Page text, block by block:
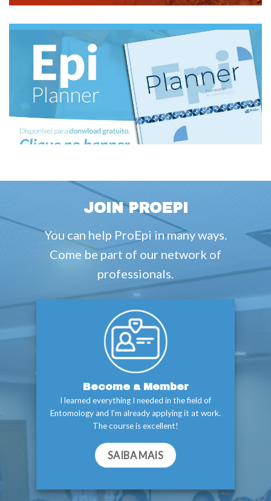
JOIN PROEPI
You can help ProEpi in many ways.
Come be part of our network of
professionals.
Become a Member
I learned everything I needed in the field of
Entomology and I’m already applying it at work.
The course is excellent!
SAIBA MAIS